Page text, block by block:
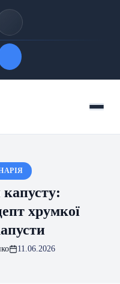
Menu
хрумкої
11.06.2026